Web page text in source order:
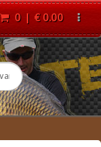
0 | € 0.00